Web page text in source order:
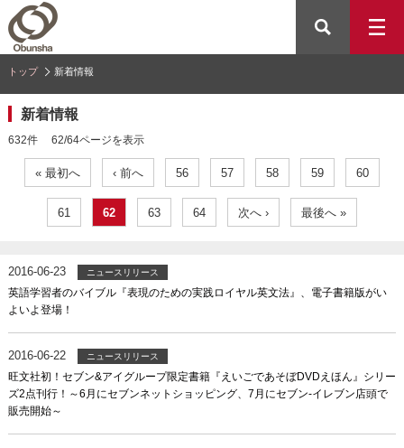
トップ 新着情報
新着情報
632件 62/64ページを表示
« 最初へ ‹ 前へ 56 57 58 59 60
61 62 63 64 次へ › 最後へ »
2016-06-23 ニュースリリース
英語学習者のバイブル『表現のための実践ロイヤル英文法』、電子書籍版がい
よいよ登場！
2016-06-22 ニュースリリース
旺文社初！セブン&アイグループ限定書籍『えいごであそぼDVDえほん』シリー
ズ2点刊行！～6月にセブンネットショッピング、7月にセブン-イレブン店頭で
販売開始～